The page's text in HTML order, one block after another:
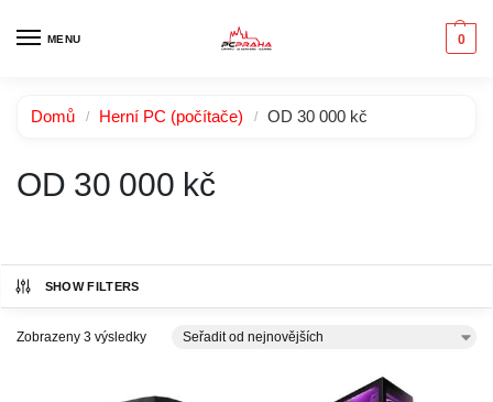
MENU 0
Domů / Herní PC (počítače) / OD 30 000 kč
OD 30 000 kč
SHOW FILTERS
Zobrazeny 3 výsledky